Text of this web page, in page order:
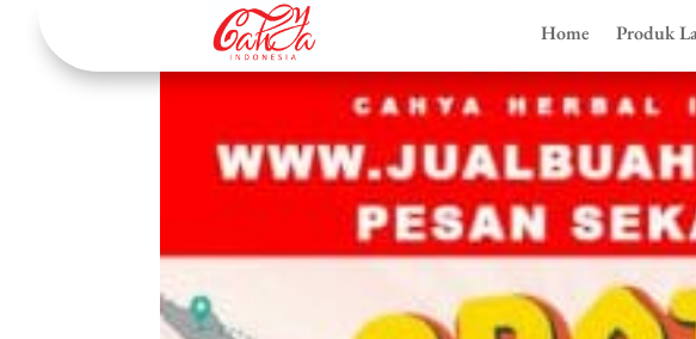
Home Produk